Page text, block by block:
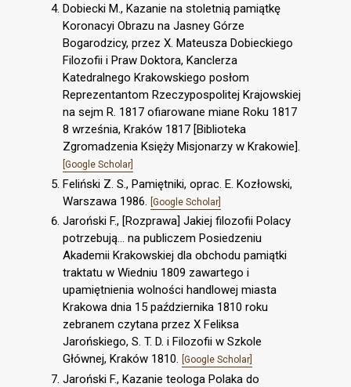
Dobiecki M., Kazanie na stoletnią pamiątkę
Koronacyi Obrazu na Jasney Górze
Bogarodzicy, przez X. Mateusza Dobieckiego
Filozofii i Praw Doktora, Kanclerza
Katedralnego Krakowskiego posłom
Reprezentantom Rzeczypospolitej Krajowskiej
na sejm R. 1817 ofiarowane miane Roku 1817
8 września, Kraków 1817 [Biblioteka
Zgromadzenia Księży Misjonarzy w Krakowie].
[Google Scholar]
Feliński Z. S., Pamiętniki, oprac. E. Kozłowski,
Warszawa 1986.
[Google Scholar]
Jaroński F., [Rozprawa] Jakiej filozofii Polacy
potrzebują… na publiczem Posiedzeniu
Akademii Krakowskiej dla obchodu pamiątki
traktatu w Wiedniu 1809 zawartego i
upamiętnienia wolności handlowej miasta
Krakowa dnia 15 października 1810 roku
zebranem czytana przez X Feliksa
Jarońskiego, S. T. D. i Filozofii w Szkole
Głównej, Kraków 1810. [Google Scholar]
Jaroński F., Kazanie teologa Polaka do